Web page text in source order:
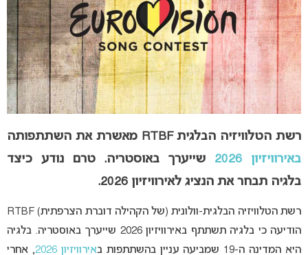
רשת הטלוויזיה הבלגית RTBF מאשרת את השתתפותה
באירוויזיון 2026
שייערך באוסטריה. טרם נודע כיצד
בלגיה תבחר את הנציג לאירוויזיון 2026.
רשת הטלוויזיה הבלגית-וולונית (של הקהילה דוברת הצרפתית) RTBF
הודיעה כי בלגיה תשתתף באירוויזיון 2026 שייערך באוסטריה. בלגיה
היא המדינה ה-19 שמביעה עניין בהשתתפות ב
אירוויזיון 2026
, אחרי